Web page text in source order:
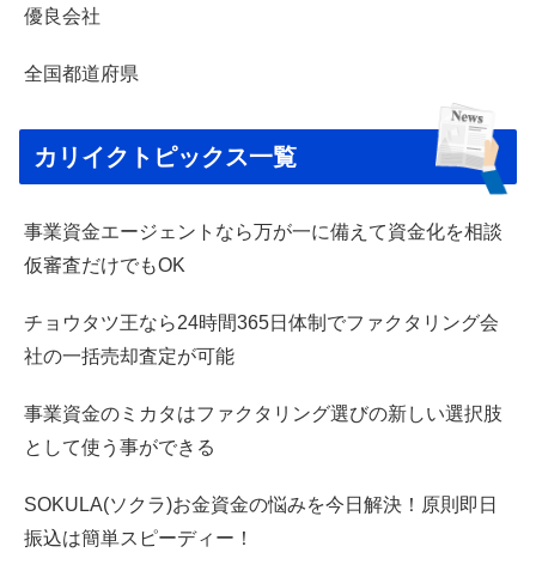
優良会社
全国都道府県
カリイクトピックス一覧
事業資金エージェントなら万が一に備えて資金化を相談
仮審査だけでもOK
チョウタツ王なら24時間365日体制でファクタリング会
社の一括売却査定が可能
事業資金のミカタはファクタリング選びの新しい選択肢
として使う事ができる
SOKULA(ソクラ)お金資金の悩みを今日解決！原則即日
振込は簡単スピーディー！